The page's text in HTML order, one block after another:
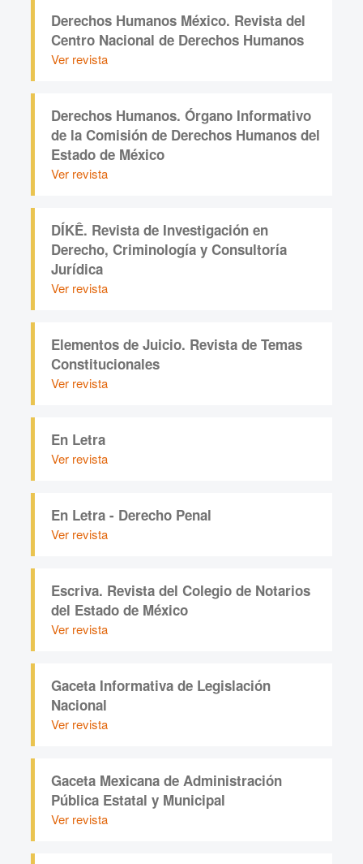
Derechos Humanos México. Revista del
Centro Nacional de Derechos Humanos
Ver revista
Derechos Humanos. Órgano Informativo
de la Comisión de Derechos Humanos del
Estado de México
Ver revista
DÍKÊ. Revista de Investigación en
Derecho, Criminología y Consultoría
Jurídica
Ver revista
Elementos de Juicio. Revista de Temas
Constitucionales
Ver revista
En Letra
Ver revista
En Letra - Derecho Penal
Ver revista
Escriva. Revista del Colegio de Notarios
del Estado de México
Ver revista
Gaceta Informativa de Legislación
Nacional
Ver revista
Gaceta Mexicana de Administración
Pública Estatal y Municipal
Ver revista